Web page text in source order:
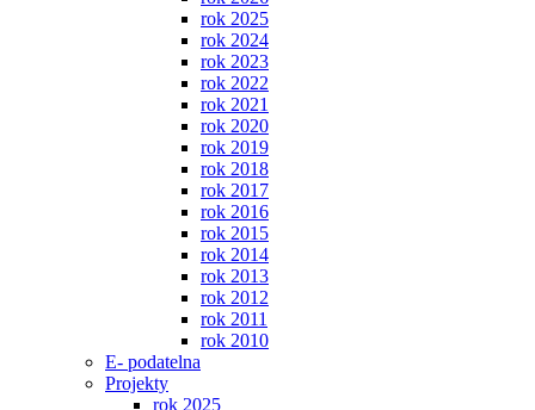
rok 2025
rok 2024
rok 2023
rok 2022
rok 2021
rok 2020
rok 2019
rok 2018
rok 2017
rok 2016
rok 2015
rok 2014
rok 2013
rok 2012
rok 2011
rok 2010
E- podatelna
Projekty
rok 2025